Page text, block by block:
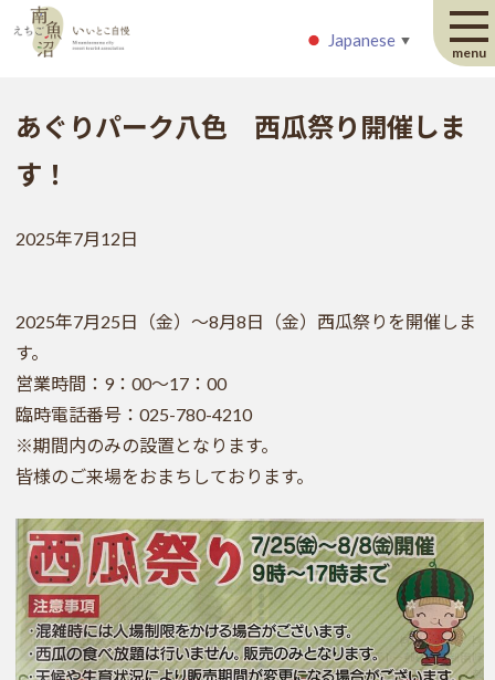
Japanese ▼
Japanese ▼
menu
あぐりパーク八色 西瓜祭り開催しま
す！
2025年7月12日
2025年7月25日（金）～8月8日（金）西瓜祭りを開催しま
す。
営業時間：9：00～17：00
臨時電話番号：025-780-4210
※期間内のみの設置となります。
皆様のご来場をおまちしております。